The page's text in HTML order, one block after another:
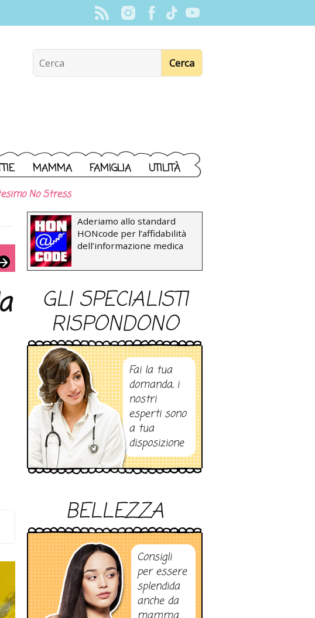
MAMMA FAMIGLIA UTILITÀ
No Stress
Aderiamo allo standard
HONcode per l’affidabilità
dell’informazione medica
GLI SPECIALISTI
RISPONDONO
Fai la tua
domanda, i
nostri
esperti sono
a tua
disposizione
BELLEZZA
Consigli
per essere
splendida
anche da